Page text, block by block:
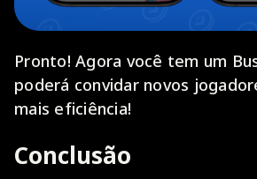
Pronto! Agora você tem um
poderá convidar novos
mais eficiência!
Conclusão